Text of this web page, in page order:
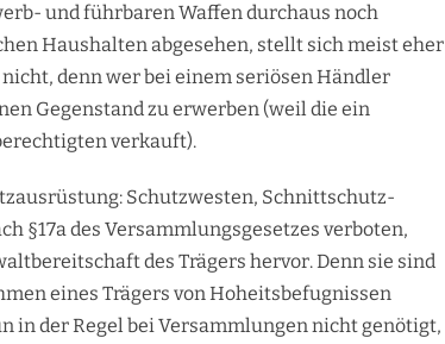
und führbaren Waffen durchaus noch
Haushalten abgesehen, stellt sich meist eher
denn wer bei einem seriösen Händler
Gegenstand zu erwerben (weil die ein
verkauft).
Schutzwesten, Schnittschutz-
§17a des Versammlungsgesetzes verboten,
des Trägers hervor. Denn sie sind
eines Trägers von Hoheitsbefugnissen
in der Regel bei Versammlungen nicht genötigt,